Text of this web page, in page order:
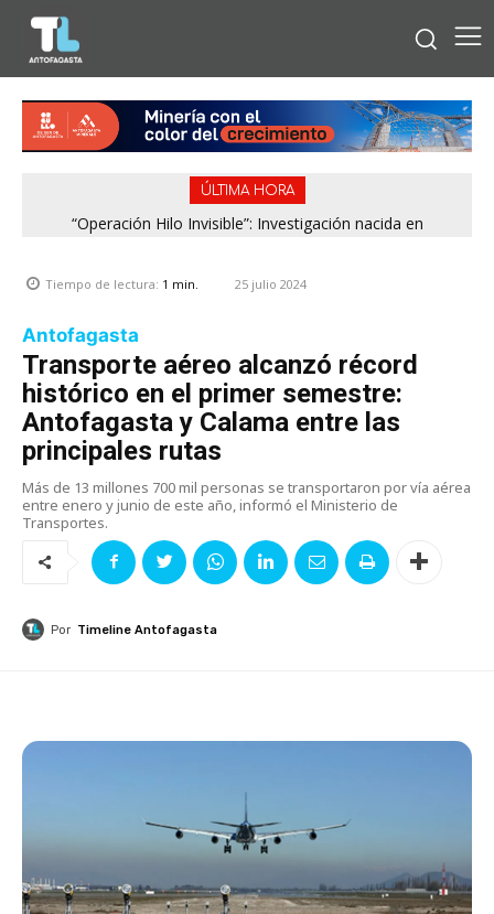
ÚLTIMA HORA
“Operación Hilo Invisible”: Investigación nacida en
Tiempo de lectura: 1 min. 25 julio 2024
Antofagasta
Transporte aéreo alcanzó récord
histórico en el primer semestre:
Antofagasta y Calama entre las
principales rutas
Más de 13 millones 700 mil personas se transportaron por vía aérea
entre enero y junio de este año, informó el Ministerio de
Transportes.
Por Timeline Antofagasta